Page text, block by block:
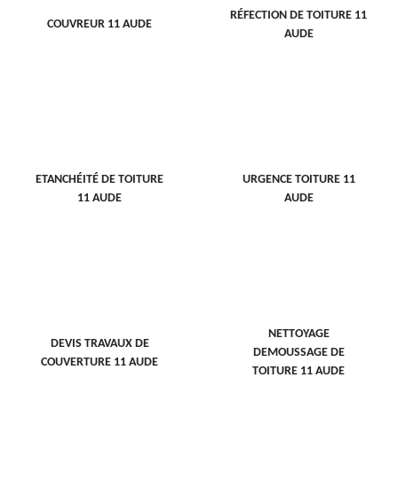
COUVREUR 11 AUDE
RÉFECTION DE TOITURE 11
AUDE
ETANCHÉITÉ DE TOITURE
11 AUDE
URGENCE TOITURE 11
AUDE
DEVIS TRAVAUX DE
COUVERTURE 11 AUDE
NETTOYAGE
DEMOUSSAGE DE
TOITURE 11 AUDE